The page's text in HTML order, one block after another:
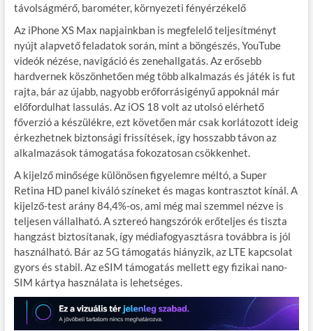
távolságmérő, barométer, környezeti fényérzékelő
Az iPhone XS Max napjainkban is megfelelő teljesítményt
nyújt alapvető feladatok során, mint a böngészés, YouTube
videók nézése, navigáció és zenehallgatás. Az erősebb
hardvernek köszönhetően még több alkalmazás és játék is fut
rajta, bár az újabb, nagyobb erőforrásigényű appoknál már
előfordulhat lassulás. Az iOS 18 volt az utolsó elérhető
főverzió a készülékre, ezt követően már csak korlátozott ideig
érkezhetnek biztonsági frissítések, így hosszabb távon az
alkalmazások támogatása fokozatosan csökkenhet.
A kijelző minősége különösen figyelemre méltó, a Super
Retina HD panel kiváló színeket és magas kontrasztot kínál. A
kijelző-test arány 84,4%-os, ami még mai szemmel nézve is
teljesen vállalható. A sztereó hangszórók erőteljes és tiszta
hangzást biztosítanak, így médiafogyasztásra továbbra is jól
használható. Bár az 5G támogatás hiányzik, az LTE kapcsolat
gyors és stabil. Az eSIM támogatás mellett egy fizikai nano-
SIM kártya használata is lehetséges.